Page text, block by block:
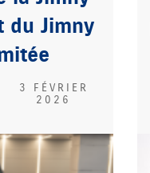
du Jimny
3 FÉVRIER
2026